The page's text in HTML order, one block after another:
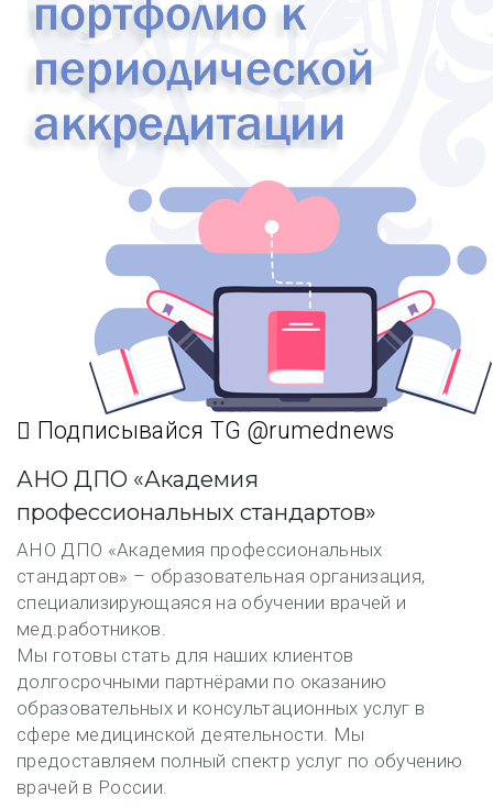
Подписывайся TG @rumednews
АНО ДПО «Академия
профессиональных стандартов»
АНО ДПО «Академия профессиональных
стандартов» – образовательная организация,
специализирующаяся на обучении врачей и
мед.работников.
Мы готовы стать для наших клиентов
долгосрочными партнёрами по оказанию
образовательных и консультационных услуг в
сфере медицинской деятельности. Мы
предоставляем полный спектр услуг по обучению
врачей в России.